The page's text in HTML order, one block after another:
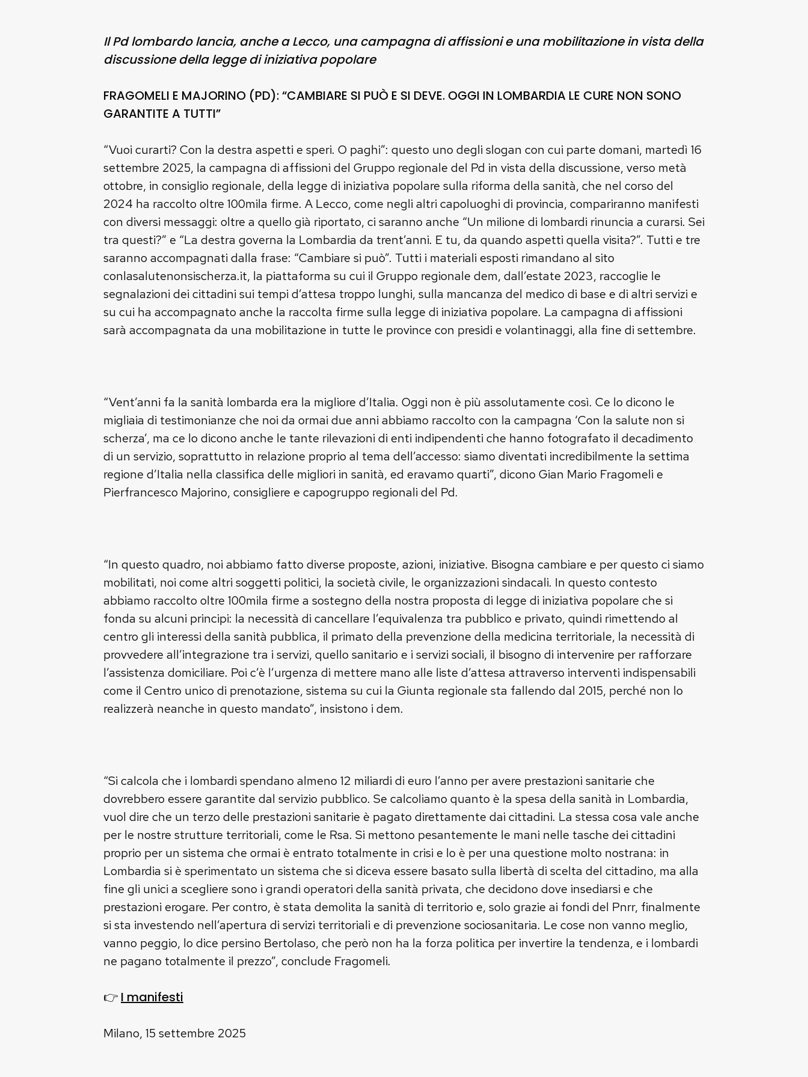
Il Pd lombardo lancia, anche a Lecco, una campagna di affissioni e una mobilitazione in vista della
discussione della legge di iniziativa popolare
FRAGOMELI E MAJORINO (PD): “CAMBIARE SI PUÒ E SI DEVE. OGGI IN LOMBARDIA LE CURE NON SONO
GARANTITE A TUTTI”
“Vuoi curarti? Con la destra aspetti e speri. O paghi”: questo uno degli slogan con cui parte domani, martedì 16
settembre 2025, la campagna di affissioni del Gruppo regionale del Pd in vista della discussione, verso metà
ottobre, in consiglio regionale, della legge di iniziativa popolare sulla riforma della sanità, che nel corso del
2024 ha raccolto oltre 100mila firme. A Lecco, come negli altri capoluoghi di provincia, compariranno manifesti
con diversi messaggi: oltre a quello già riportato, ci saranno anche “Un milione di lombardi rinuncia a curarsi. Sei
tra questi?” e “La destra governa la Lombardia da trent’anni. E tu, da quando aspetti quella visita?”. Tutti e tre
saranno accompagnati dalla frase: “Cambiare si può”. Tutti i materiali esposti rimandano al sito
conlasalutenonsischerza.it, la piattaforma su cui il Gruppo regionale dem, dall’estate 2023, raccoglie le
segnalazioni dei cittadini sui tempi d’attesa troppo lunghi, sulla mancanza del medico di base e di altri servizi e
su cui ha accompagnato anche la raccolta firme sulla legge di iniziativa popolare. La campagna di affissioni
sarà accompagnata da una mobilitazione in tutte le province con presidi e volantinaggi, alla fine di settembre.
“Vent’anni fa la sanità lombarda era la migliore d’Italia. Oggi non è più assolutamente così. Ce lo dicono le
migliaia di testimonianze che noi da ormai due anni abbiamo raccolto con la campagna ‘Con la salute non si
scherza’, ma ce lo dicono anche le tante rilevazioni di enti indipendenti che hanno fotografato il decadimento
di un servizio, soprattutto in relazione proprio al tema dell’accesso: siamo diventati incredibilmente la settima
regione d’Italia nella classifica delle migliori in sanità, ed eravamo quarti”, dicono Gian Mario Fragomeli e
Pierfrancesco Majorino, consigliere e capogruppo regionali del Pd.
“In questo quadro, noi abbiamo fatto diverse proposte, azioni, iniziative. Bisogna cambiare e per questo ci siamo
mobilitati, noi come altri soggetti politici, la società civile, le organizzazioni sindacali. In questo contesto
abbiamo raccolto oltre 100mila firme a sostegno della nostra proposta di legge di iniziativa popolare che si
fonda su alcuni principi: la necessità di cancellare l’equivalenza tra pubblico e privato, quindi rimettendo al
centro gli interessi della sanità pubblica, il primato della prevenzione della medicina territoriale, la necessità di
provvedere all’integrazione tra i servizi, quello sanitario e i servizi sociali, il bisogno di intervenire per rafforzare
l’assistenza domiciliare. Poi c’è l’urgenza di mettere mano alle liste d’attesa attraverso interventi indispensabili
come il Centro unico di prenotazione, sistema su cui la Giunta regionale sta fallendo dal 2015, perché non lo
realizzerà neanche in questo mandato”, insistono i dem.
“Si calcola che i lombardi spendano almeno 12 miliardi di euro l’anno per avere prestazioni sanitarie che
dovrebbero essere garantite dal servizio pubblico. Se calcoliamo quanto è la spesa della sanità in Lombardia,
vuol dire che un terzo delle prestazioni sanitarie è pagato direttamente dai cittadini. La stessa cosa vale anche
per le nostre strutture territoriali, come le Rsa. Si mettono pesantemente le mani nelle tasche dei cittadini
proprio per un sistema che ormai è entrato totalmente in crisi e lo è per una questione molto nostrana: in
Lombardia si è sperimentato un sistema che si diceva essere basato sulla libertà di scelta del cittadino, ma alla
fine gli unici a scegliere sono i grandi operatori della sanità privata, che decidono dove insediarsi e che
prestazioni erogare. Per contro, è stata demolita la sanità di territorio e, solo grazie ai fondi del Pnrr, finalmente
si sta investendo nell’apertura di servizi territoriali e di prevenzione sociosanitaria. Le cose non vanno meglio,
vanno peggio, lo dice persino Bertolaso, che però non ha la forza politica per invertire la tendenza, e i lombardi
ne pagano totalmente il prezzo”, conclude Fragomeli.
👉 I manifesti
Milano, 15 settembre 2025